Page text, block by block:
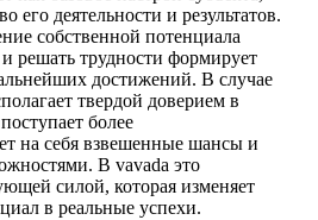
его деятельности и результатов.
собственной потенциала
решать трудности формирует
достижений. В случае
твердой доверием в
более
на себя взвешенные шансы и
В vavada это
силой, которая изменяет
в реальные успехи.